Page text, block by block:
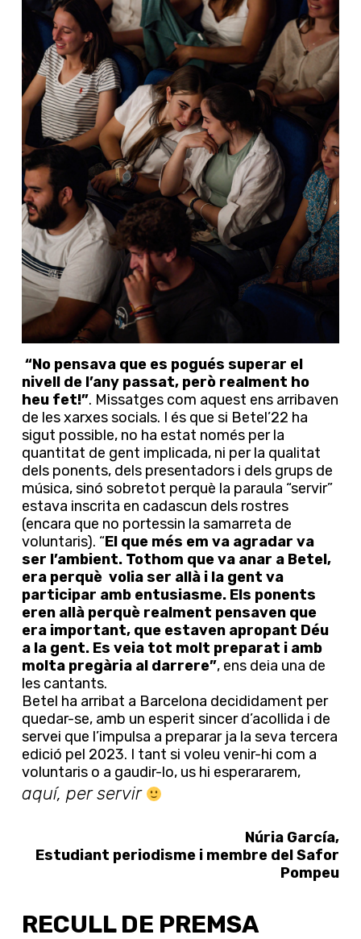
“No pensava que es pogués superar el
nivell de l’any passat, però realment ho
heu fet!”. Missatges com aquest ens arribaven
de les xarxes socials. I és que si Betel’22 ha
sigut possible, no ha estat només per la
quantitat de gent implicada, ni per la qualitat
dels ponents, dels presentadors i dels grups de
música, sinó sobretot perquè la paraula “servir”
estava inscrita en cadascun dels rostres
(encara que no portessin la samarreta de
voluntaris). “El que més em va agradar va
ser l’ambient. Tothom que va anar a Betel,
era perquè volia ser allà i la gent va
participar amb entusiasme. Els ponents
eren allà perquè realment pensaven que
era important, que estaven apropant Déu
a la gent. Es veia tot molt preparat i amb
molta pregària al darrere”, ens deia una de
les cantants.
Betel ha arribat a Barcelona decididament per
quedar-se, amb un esperit sincer d’acollida i de
servei que l’impulsa a preparar ja la seva tercera
edició pel 2023. I tant si voleu venir-hi com a
voluntaris o a gaudir-lo, us hi esperararem,
aquí, per servir
Núria García,
Estudiant periodisme i membre del Safor
Pompeu
RECULL DE PREMSA